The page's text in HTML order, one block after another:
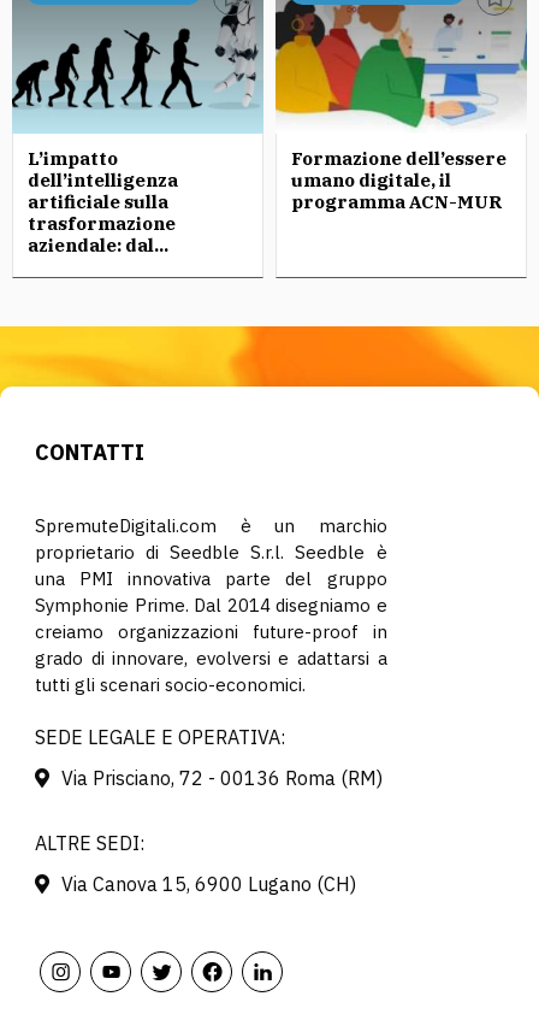
L’impatto
dell’intelligenza
artificiale sulla
trasformazione
aziendale: dal...
Formazione dell’essere
umano digitale, il
programma ACN-MUR
CONTATTI
SpremuteDigitali.com è un marchio
proprietario di Seedble S.r.l. Seedble è
una PMI innovativa parte del gruppo
Symphonie Prime. Dal 2014 disegniamo e
creiamo organizzazioni future-proof in
grado di innovare, evolversi e adattarsi a
tutti gli scenari socio-economici.
SEDE LEGALE E OPERATIVA:
Via Prisciano, 72 - 00136 Roma (RM)
ALTRE SEDI:
Via Canova 15, 6900 Lugano (CH)